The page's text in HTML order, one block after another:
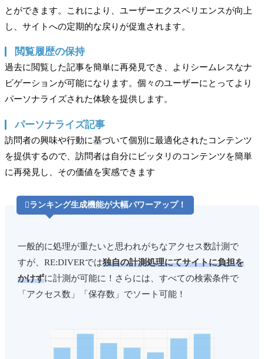
とができます。これにより、ユーザーエクスペリエンスが向上
し、サイトへの定期的な戻りが促進されます。
閲覧履歴の保持
過去に閲覧した記事を簡単に再発見でき、よりシームレスなナ
ビゲーションが可能になります。個々のユーザーにとってより
パーソナライズされた体験を提供します。
パーソナライズ記事
訪問者の興味や行動に基づいて個別に最適化されたコンテンツ
を提供するので、訪問者は自分にピッタリのコンテンツを簡単
に再発見し、その価値を実感できます
ランキング生成機能が大幅パワーアップ！
一般的に処理が重たいと思われがちなアクセス数計測で
すが、RE:DIVERでは独自の計測処理にてサイトに負担を
かけずに計測が可能に！さらには、すべての検索条件で
「アクセス数」「保存数」でソート可能！